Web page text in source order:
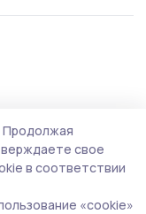
Продолжая
свое
в соответствии
«cookie»